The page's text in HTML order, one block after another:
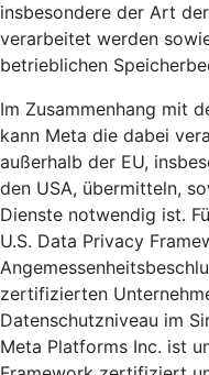
insbesondere der Art
verarbeitet werden
betrieblichen
Im Zusammenhang mit
kann Meta die dabei
außerhalb der EU,
den USA, übermitteln,
Dienste notwendig ist.
U.S. Data Privacy
zertifizierten
Datenschutzniveau im
Meta Platforms Inc. ist